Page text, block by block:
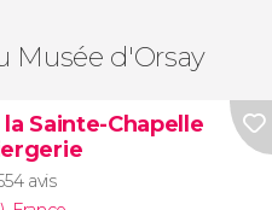
Musée d'Orsay
Sainte-Chapelle
avis